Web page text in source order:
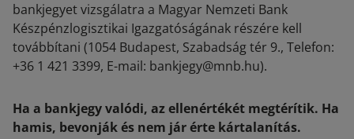
bankjegyet vizsgálatra a Magyar Nemzeti Bank
Készpénzlogisztikai Igazgatóságának részére kell
továbbítani (1054 Budapest, Szabadság tér 9., Telefon:
+36 1 421 3399, E-mail: bankjegy@mnb.hu).
Ha a bankjegy valódi, az ellenértékét megtérítik. Ha
hamis, bevonják és nem jár érte kártalanítás.